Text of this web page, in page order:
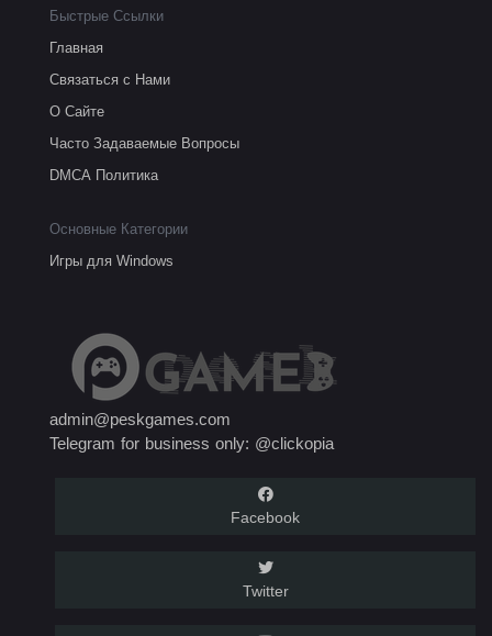
Быстрые Ссылки
Главная
Связаться с Нами
О Сайте
Часто Задаваемые Вопросы
DMCA Политика
Основные Категории
Игры для Windows
admin@peskgames.com
Telegram for business only: @clickopia
Facebook
Twitter